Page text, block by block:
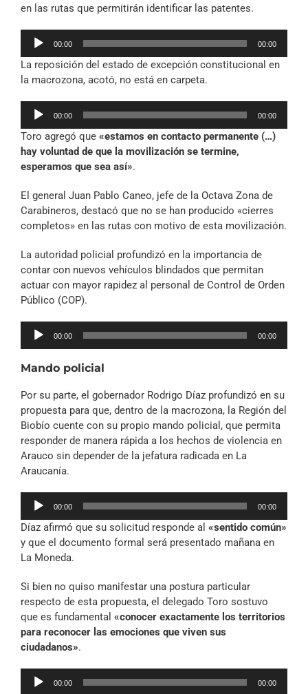
en las rutas que permitirán identificar las patentes.
Reproductor
audio
00:00 00:00
La reposición del estado de excepción constitucional en
la macrozona, acotó, no está en carpeta.
Reproductor
audio
00:00 00:00
Toro agregó que «estamos en contacto permanente (…)
hay voluntad de que la movilización se termine,
esperamos que sea así».
El general Juan Pablo Caneo, jefe de la Octava Zona de
Carabineros, destacó que no se han producido «cierres
completos» en las rutas con motivo de esta movilización.
La autoridad policial profundizó en la importancia de
contar con nuevos vehículos blindados que permitan
actuar con mayor rapidez al personal de Control de Orden
Público (COP).
Reproductor
00:00 00:00
Mando policial
Por su parte, el gobernador Rodrigo Díaz profundizó en su
propuesta para que, dentro de la macrozona, la Región del
Biobío cuente con su propio mando policial, que permita
responder de manera rápida a los hechos de violencia en
Arauco sin depender de la jefatura radicada en La
Araucanía.
Reproductor
audio
00:00 00:00
Díaz afirmó que su solicitud responde al «sentido común»
y que el documento formal será presentado mañana en
La Moneda.
Si bien no quiso manifestar una postura particular
respecto de esta propuesta, el delegado Toro sostuvo
que es fundamental «conocer exactamente los territorios
para reconocer las emociones que viven sus
ciudadanos».
Reproductor
00:00 00:00